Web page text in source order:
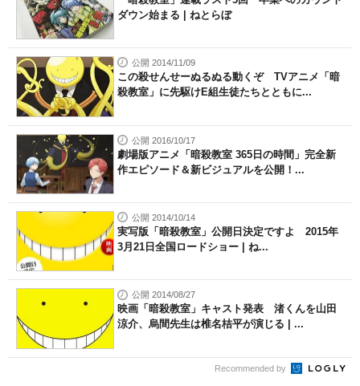
ダウン始まる | ねとらぼ
公開 2014/11/09
この殺せんせーぬるぬる動くぞ TVアニメ「暗
殺教室」に先駆けE組生徒たちとともに...
公開 2016/10/17
劇場版アニメ「暗殺教室 365日の時間」完全新
作エピソード＆新ビジュアルを公開！...
公開 2014/10/14
実写版「暗殺教室」公開日決定ですよ 2015年
3月21日全国ロードショー | ね...
公開 2014/08/27
映画「暗殺教室」キャスト発表 渚くんを山田
涼介、烏間先生は椎名桔平が演じる | ...
Recommended by